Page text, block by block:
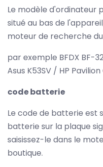
Le modèle d'ordinateur
situé au bas de
moteur de recherche
par exemple BFDX BF-
Asus K53SV / HP
code batterie
Le code de batterie est
batterie sur la plaque
saisissez-le dans le
boutique.